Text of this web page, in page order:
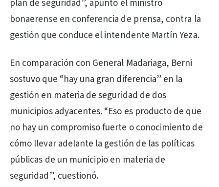
plan de seguridad”, apuntó el ministro
bonaerense en conferencia de prensa, contra la
gestión que conduce el intendente Martín Yeza.
En comparación con General Madariaga, Berni
sostuvo que “hay una gran diferencia” en la
gestión en materia de seguridad de dos
municipios adyacentes. “Eso es producto de que
no hay un compromiso fuerte o conocimiento de
cómo llevar adelante la gestión de las políticas
públicas de un municipio en materia de
seguridad”, cuestionó.